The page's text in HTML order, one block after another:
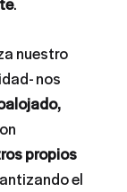
nuestro
nos
propios
el